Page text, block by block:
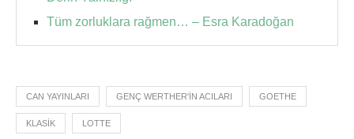
Tüm zorluklara rağmen… – Esra Karadoğan
CAN YAYINLARI GENÇ WERTHER'IN ACILARI GOETHE
KLASIK LOTTE